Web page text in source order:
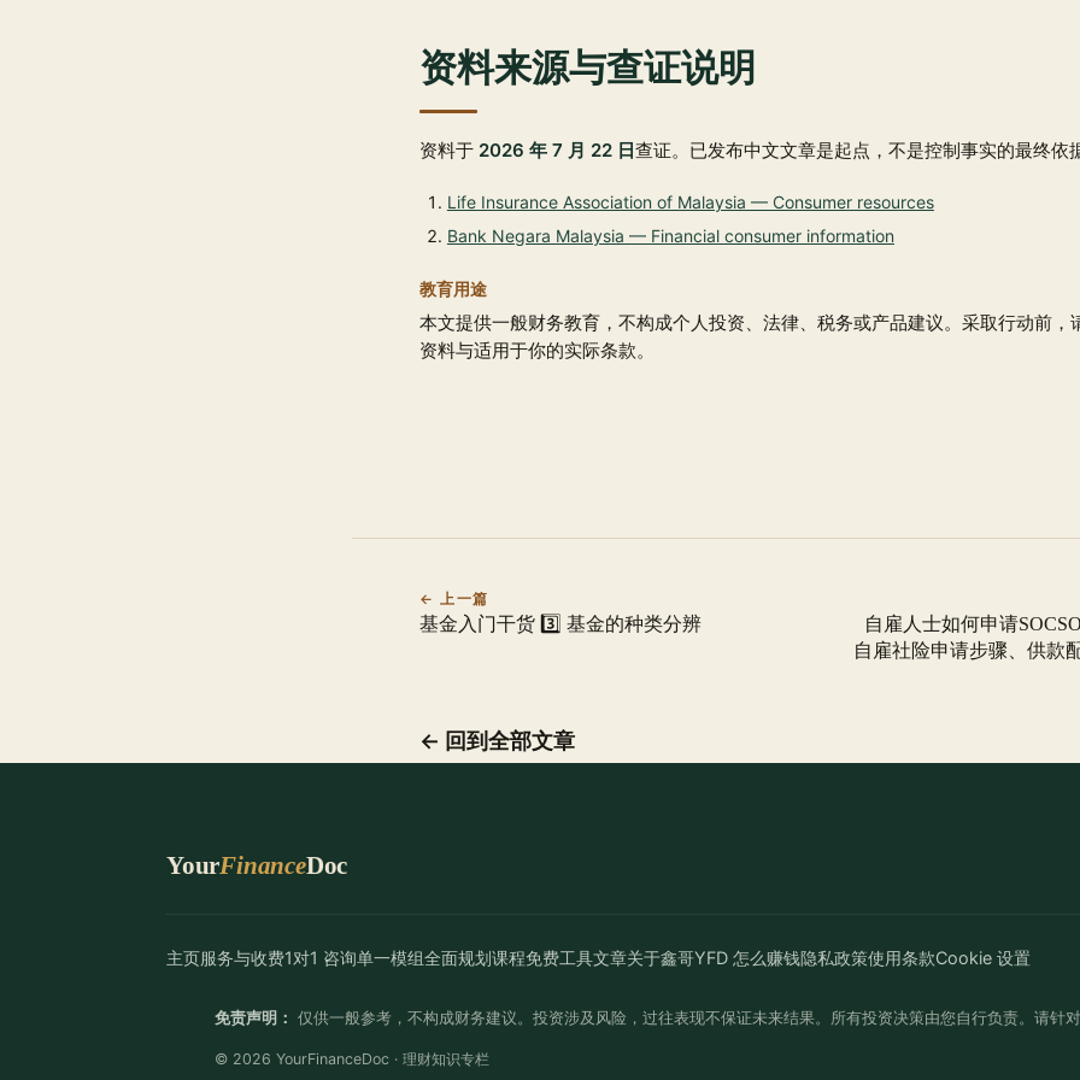
资料来源与查证说明
资料于 2026 年 7 月 22 日查证。已发布中文文章是起点，不是控制事实的最终依
Life Insurance Association of Malaysia — Consumer resources
Bank Negara Malaysia — Financial consumer information
教育用途
本文提供一般财务教育，不构成个人投资、法律、税务或产品建议。采取行动前，
资料与适用于你的实际条款。
← 上一篇
基金入门干货 3️⃣ 基金的种类分辨
自雇人士如何申请
自雇社险申请步骤、供款
← 回到全部文章
YourFinanceDoc
主页服务与收费1对1 咨询单一模组全面规划课程免费工具文章关于鑫哥YFD 怎么赚钱隐私政策使用条款Cookie 设置
免责声明： 仅供一般参考，不构成财务建议。投资涉及风险，过往表现不保证未来结果。所有投资决策由您自行负责。请针
© 2026 YourFinanceDoc · 理财知识专栏